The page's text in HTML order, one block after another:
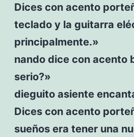
Dices con acento
teclado y la guitarra
principalmente.»
nando dice con acento
serio?»
dieguito asiente
Dices con acento
sueños era tener una